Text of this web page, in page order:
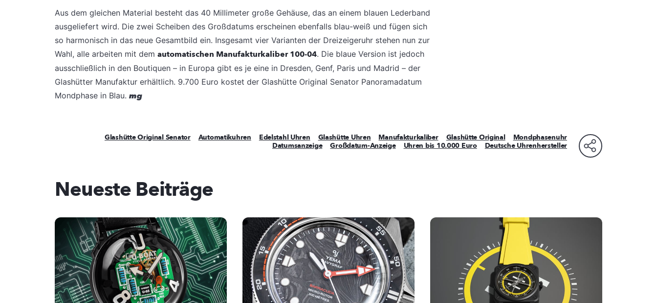
Aus dem gleichen Material besteht das 40 Millimeter große Gehäuse, das an einem blauen Lederband
ausgeliefert wird. Die zwei Scheiben des Großdatums erscheinen ebenfalls blau-weiß und fügen sich
so harmonisch in das neue Gesamtbild ein. Insgesamt vier Varianten der Dreizeigeruhr stehen nun zur
Wahl, alle arbeiten mit dem automatischen Manufakturkaliber 100-04. Die blaue Version ist jedoch
ausschließlich in den Boutiquen – in Europa gibt es je eine in Dresden, Genf, Paris und Madrid – der
Glashütter Manufaktur erhältlich. 9.700 Euro kostet der Glashütte Original Senator Panoramadatum
Mondphase in Blau. mg
Glashütte Original Senator Automatikuhren Edelstahl Uhren Glashütte Uhren Manufakturkaliber Glashütte Original
Mondphasenuhr
Datumsanzeige
Großdatum-Anzeige Uhren bis 10.000 Euro Deutsche Uhrenhersteller
Neueste Beiträge